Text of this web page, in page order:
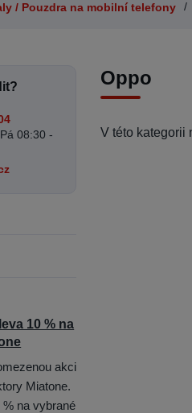
/ Pouzdra na mobilní telefony
Oppo
V této kategorii
08:30 -
10 % na
akci
Miatone.
na vybrané